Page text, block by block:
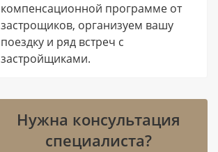
компенсационной программе от
застрощиков, организуем вашу
поездку и ряд встреч с
застройщиками.
Нужна консультация
специалиста?